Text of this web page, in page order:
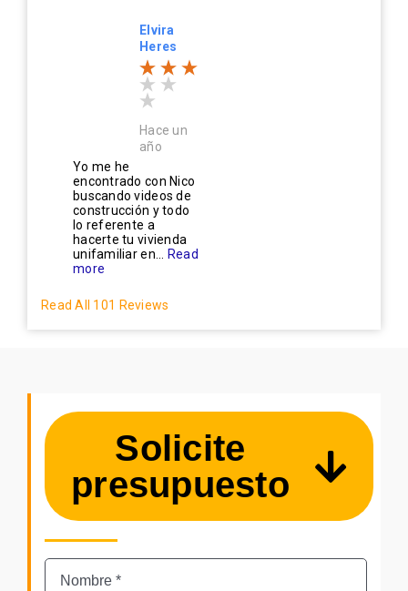
Elvira
Heres
Hace un
año
Yo me he
encontrado con Nico
buscando videos de
construcción y todo
lo referente a
hacerte tu vivienda
unifamiliar en...
Read
more
Read All 101 Reviews
Solicite
presupuesto